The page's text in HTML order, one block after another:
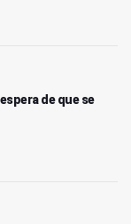
de que se